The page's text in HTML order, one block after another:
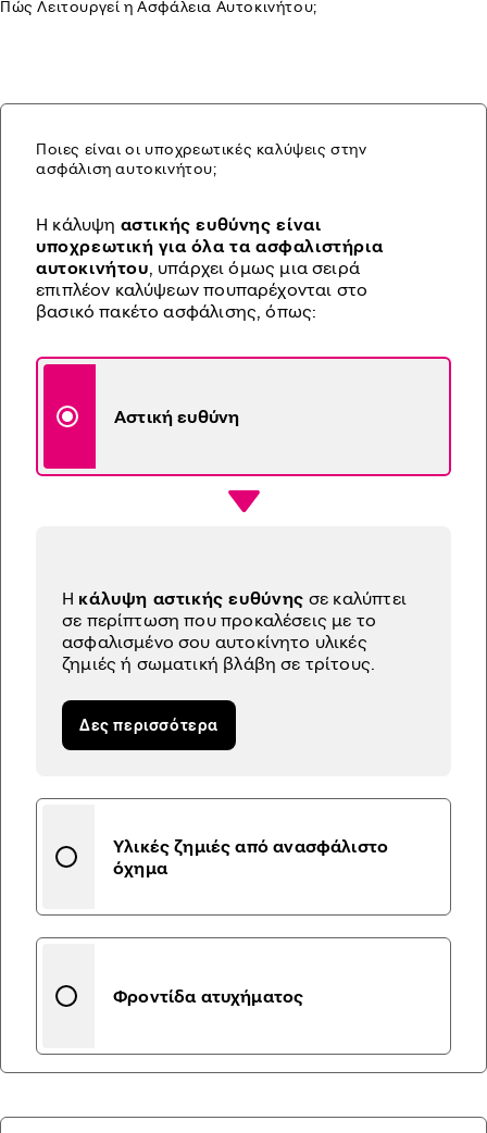
Πώς Λειτουργεί η Ασφάλεια Αυτοκινήτου;
Ποιες είναι οι υποχρεωτικές καλύψεις στην
ασφάλιση αυτοκινήτου;
Η κάλυψη αστικής ευθύνης είναι
υποχρεωτική για όλα τα ασφαλιστήρια
αυτοκινήτου, υπάρχει όμως μια σειρά
επιπλέον καλύψεων πουπαρέχονται στο
βασικό πακέτο ασφάλισης, όπως:
Αστική ευθύνη
H κάλυψη αστικής ευθύνης σε καλύπτει
σε περίπτωση που προκαλέσεις με το
ασφαλισμένο σου αυτοκίνητο υλικές
ζημιές ή σωματική βλάβη σε τρίτους.
Δες περισσότερα
Υλικές ζημιές από ανασφάλιστο
όχημα
Φροντίδα ατυχήματος